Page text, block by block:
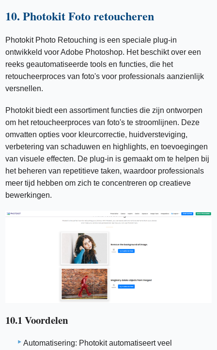
10. Photokit Foto retoucheren
Photokit Photo Retouching is een speciale plug-in
ontwikkeld voor Adobe Photoshop. Het beschikt over een
reeks geautomatiseerde tools en functies, die het
retoucheerproces van foto's voor professionals aanzienlijk
versnellen.
Photokit biedt een assortiment functies die zijn ontworpen
om het retoucheerproces van foto's te stroomlijnen. Deze
omvatten opties voor kleurcorrectie, huidversteviging,
verbetering van schaduwen en highlights, en toevoegingen
van visuele effecten. De plug-in is gemaakt om te helpen bij
het beheren van repetitieve taken, waardoor professionals
meer tijd hebben om zich te concentreren op creatieve
bewerkingen.
10.1 Voordelen
Automatisering: Photokit automatiseert veel